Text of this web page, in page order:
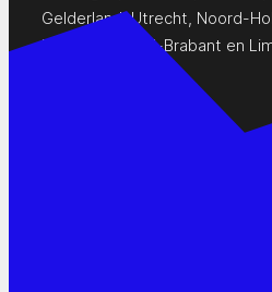
Gelderland,Utrecht, Noord-
Zeeland
Noord-Brabant en